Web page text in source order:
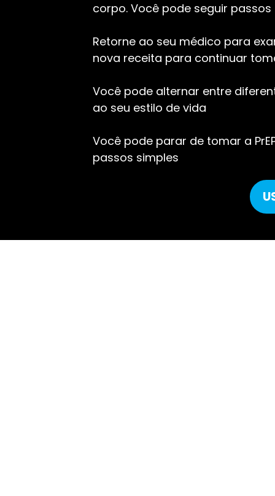
corpo. Você pode seguir
Retorne ao seu médico para
nova receita para continuar
Você pode alternar entre
ao seu estilo de vida
Você pode parar de tomar a
passos simples